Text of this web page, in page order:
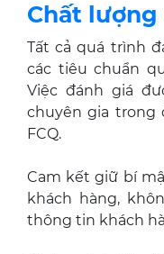
Chất
Tất cả quá trình
các tiêu chuẩn
Việc đánh giá
chuyên gia trong
FCQ.
Cam kết giữ bí
khách hàng,
thông tin khách